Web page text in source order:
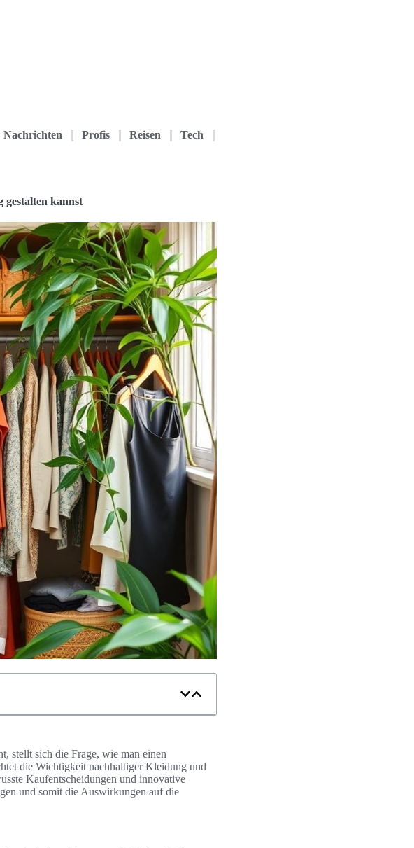
Nachrichten Profis Reisen Tech
gestalten kannst
stellt sich die Frage, wie man einen
die Wichtigkeit nachhaltiger Kleidung und
Kaufentscheidungen und innovative
und somit die Auswirkungen auf die